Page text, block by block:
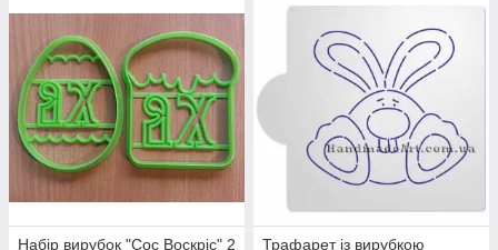
Набір вирубок "Coc Воскріс" 2
Трафарет із вирубкою